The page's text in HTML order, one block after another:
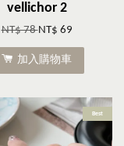
vellichor 2
NT$ 78NT$ 69
加入購物車
Best